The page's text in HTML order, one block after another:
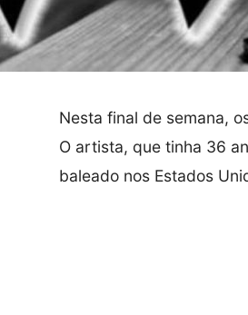
Nesta final de semana,
O artista, que tinha 36
baleado nos Estados